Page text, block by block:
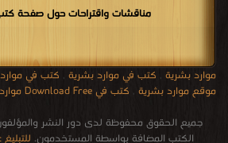
مناقشات واقتراحات حول صفحة
موارد بشرية , كتب في موارد بشرية , كتب في
موقع موارد بشرية , كتب في Download Free موارد بشرية
جميع الحقوق محفوظة لدى دور النشر
الكتب المضافة بواسطة المستخدمون.